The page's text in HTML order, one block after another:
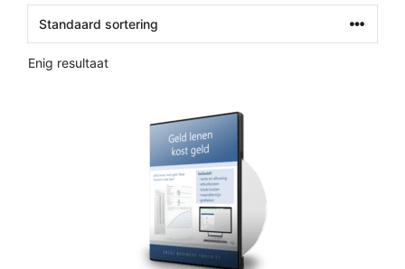
Enig resultaat